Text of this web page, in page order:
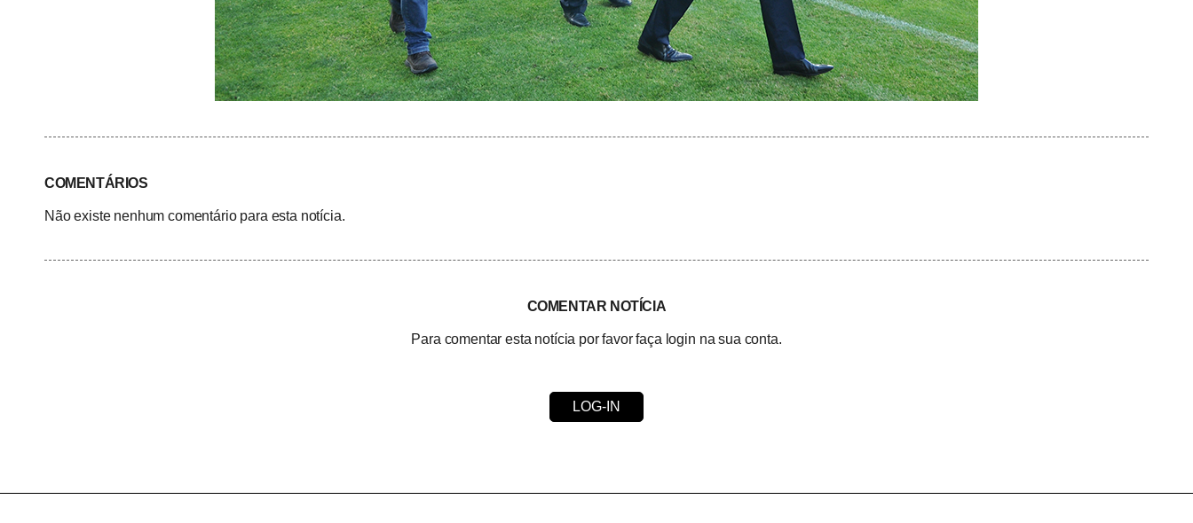
COMENTÁRIOS
Não existe nenhum comentário para esta notícia.
COMENTAR NOTÍCIA
Para comentar esta notícia por favor faça login na sua conta.
LOG-IN